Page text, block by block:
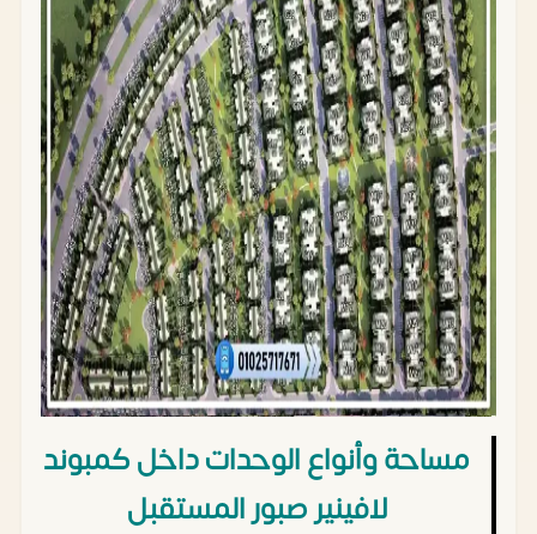
مساحة وأنواع الوحدات داخل كمبوند
لافينير صبور المستقبل